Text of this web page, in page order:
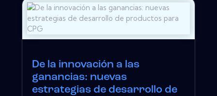
De la innovación a las
ganancias: nuevas
estrategias de desarrollo de